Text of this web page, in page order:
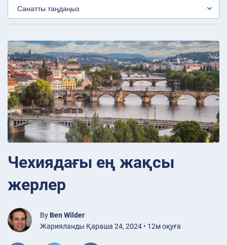
Чехиядағы ең жақсы
жерлер
By Ben Wilder
Жарияланды Қараша 24, 2024 • 12м оқуға